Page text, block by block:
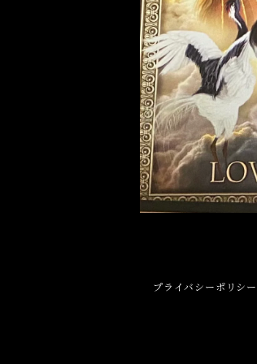
申 Monkey
酉 Rooster
戌 Dog
亥 Pig
健康
スピリチュアル
幸運
人生
願望実現
プライバシーポリシー